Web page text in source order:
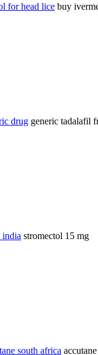
for head lice buy
drug generic tadalafil
india stromectol 15 mg
south africa